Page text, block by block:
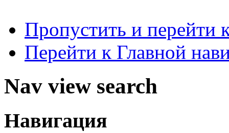
Пропустить и перейти
Перейти к Главной
Nav view search
Навигация